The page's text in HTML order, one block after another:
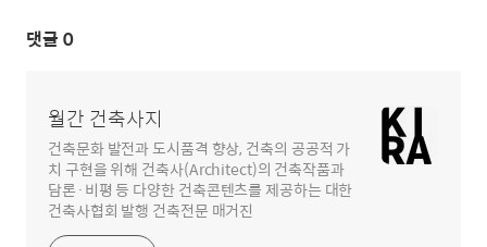
댓글 0
월간 건축사지
건축문화 발전과 도시품격 향상, 건축의 공공적 가
치 구현을 위해 건축사(Architect)의 건축작품과
담론·비평 등 다양한 건축콘텐츠를 제공하는 대한
건축사협회 발행 건축전문 매거진